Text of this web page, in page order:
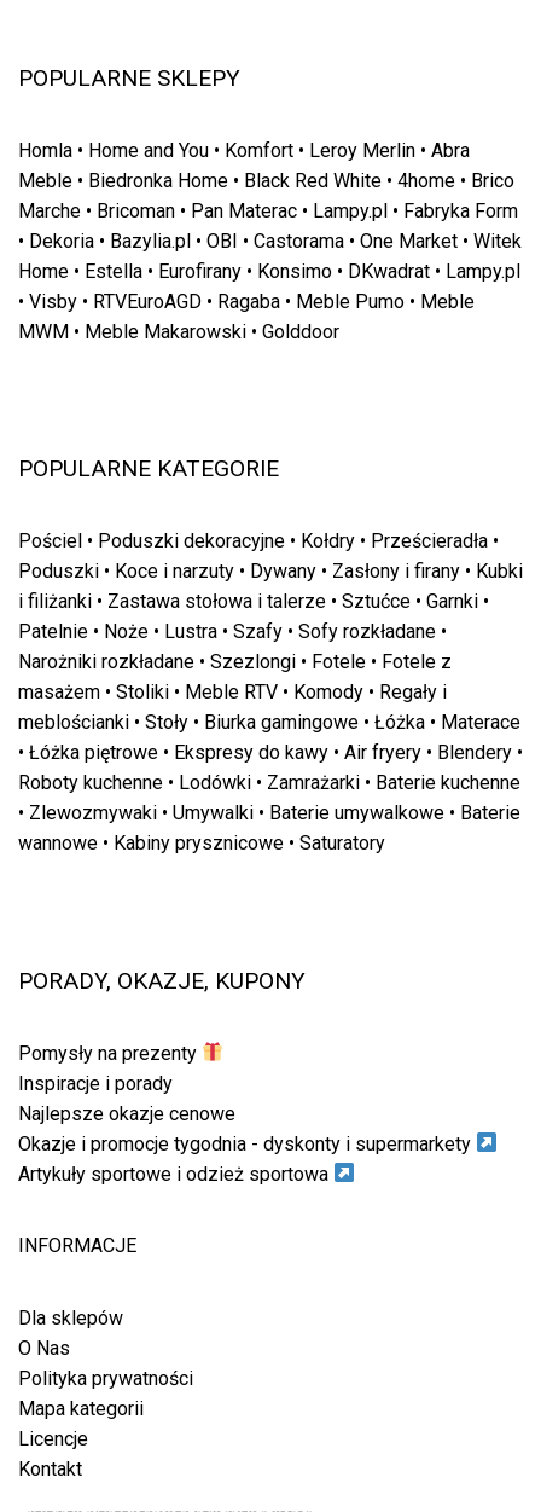
POPULARNE SKLEPY
Homla • Home and You • Komfort • Leroy Merlin • Abra
Meble • Biedronka Home • Black Red White • 4home • Brico
Marche • Bricoman • Pan Materac • Lampy.pl • Fabryka Form
• Dekoria • Bazylia.pl • OBI • Castorama • One Market • Witek
Home • Estella • Eurofirany • Konsimo • DKwadrat • Lampy.pl
• Visby • RTVEuroAGD • Ragaba • Meble Pumo • Meble
MWM • Meble Makarowski • Golddoor
POPULARNE KATEGORIE
Pościel • Poduszki dekoracyjne • Kołdry • Prześcieradła •
Poduszki • Koce i narzuty • Dywany • Zasłony i firany • Kubki
i filiżanki • Zastawa stołowa i talerze • Sztućce • Garnki •
Patelnie • Noże • Lustra • Szafy • Sofy rozkładane •
Narożniki rozkładane • Szezlongi • Fotele • Fotele z
masażem • Stoliki • Meble RTV • Komody • Regały i
meblościanki • Stoły • Biurka gamingowe • Łóżka • Materace
• Łóżka piętrowe • Ekspresy do kawy • Air fryery • Blendery •
Roboty kuchenne • Lodówki • Zamrażarki • Baterie kuchenne
• Zlewozmywaki • Umywalki • Baterie umywalkowe • Baterie
wannowe • Kabiny prysznicowe • Saturatory
PORADY, OKAZJE, KUPONY
Pomysły na prezenty
Inspiracje i porady
Najlepsze okazje cenowe
Okazje i promocje tygodnia - dyskonty i supermarkety
Artykuły sportowe i odzież sportowa
INFORMACJE
Dla sklepów
O Nas
Polityka prywatności
Mapa kategorii
Licencje
Kontakt